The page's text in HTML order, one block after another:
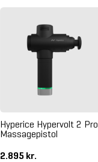
Hyperice Hypervolt 2 Pro
Massagepistol
2.895 kr.